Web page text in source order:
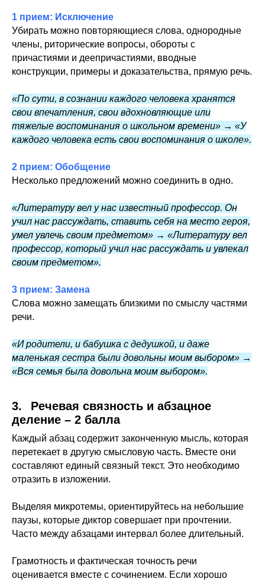
1 прием: Исключение
Убирать можно повторяющиеся слова, однородные
члены, риторические вопросы, обороты с
причастиями и деепричастиями, вводные
конструкции, примеры и доказательства, прямую речь.
«По сути, в сознании каждого человека хранятся
свои впечатления, свои вдохновляющие или
тяжелые воспоминания о школьном времени» → «У
каждого человека есть свои воспоминания о школе».
2 прием: Обобщение
Несколько предложений можно соединить в одно.
«Литературу вел у нас известный профессор. Он
учил нас рассуждать, ставить себя на место героя,
умел увлечь своим предметом» → «Литературу вел
профессор, который учил нас рассуждать и увлекал
своим предметом».
3 прием: Замена
Слова можно замещать близкими по смыслу частями
речи.
«И родители, и бабушка с дедушкой, и даже
маленькая сестра были довольны моим выбором» →
«Вся семья была довольна моим выбором».
3.⠀Речевая связность и абзацное
деление – 2 балла
Каждый абзац содержит законченную мысль, которая
перетекает в другую смысловую часть. Вместе они
составляют единый связный текст. Это необходимо
отразить в изложении.
Выделяя микротемы, ориентируйтесь на небольшие
паузы, которые диктор совершает при прочтении.
Часто между абзацами интервал более длительный.
Грамотность и фактическая точность речи
оценивается вместе с сочинением. Если хорошо